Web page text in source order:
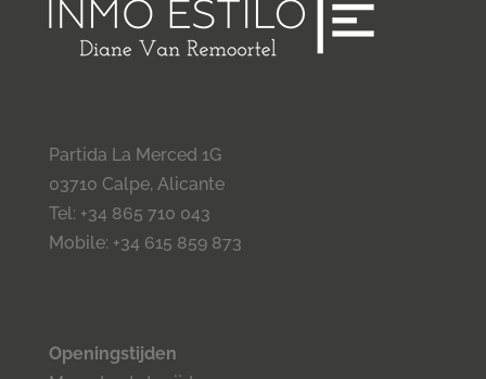
Partida La Merced 1G
03710 Calpe, Alicante
Tel: +34 865 710 043
Mobile: +34 615 859 873
Openingstijden